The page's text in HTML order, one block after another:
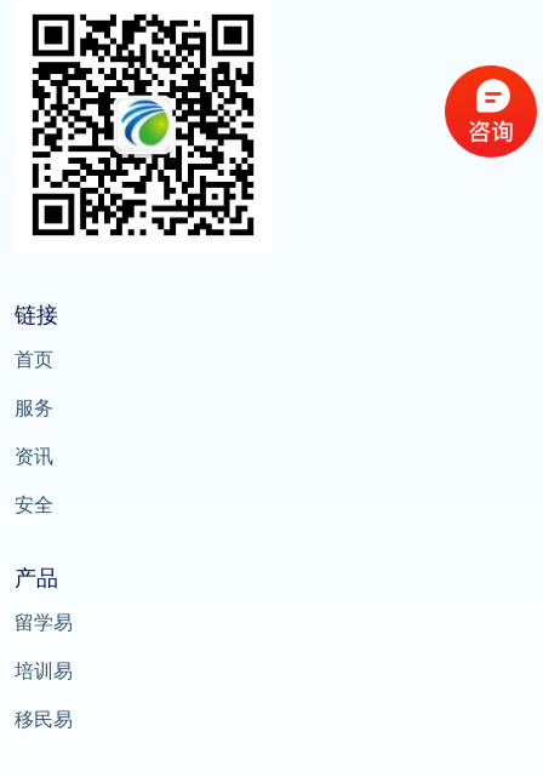
链接
首页
服务
资讯
安全
产品
留学易
培训易
移民易